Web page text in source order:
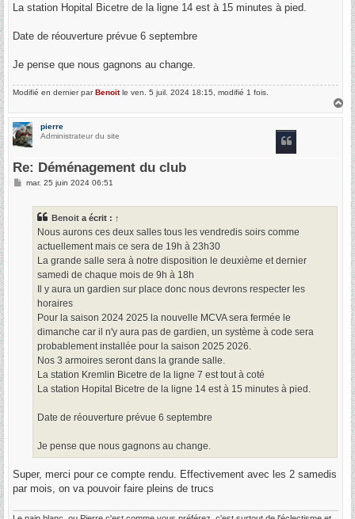
La station Hopital Bicetre de la ligne 14 est à 15 minutes à pied.
Date de réouverture prévue 6 septembre
Je pense que nous gagnons au change.
Modifié en dernier parBenoitle ven. 5 juil. 2024 18:15, modifié 1 fois.
H
pierre
Administrateur du site
Re: Déménagement du club
Mmar. 25 juin 2024 06:51
Benoit a écrit : ↑
Nous aurons ces deux salles tous les vendredis soirs comme
actuellement mais ce sera de 19h à 23h30
La grande salle sera à notre disposition le deuxième et dernier
samedi de chaque mois de 9h à 18h
Il y aura un gardien sur place donc nous devrons respecter les
horaires
Pour la saison 2024 2025 la nouvelle MCVA sera fermée le
dimanche car il n'y aura pas de gardien, un système à code sera
probablement installée pour la saison 2025 2026.
Nos 3 armoires seront dans la grande salle.
La station Kremlin Bicetre de la ligne 7 est tout à coté
La station Hopital Bicetre de la ligne 14 est à 15 minutes à pied.
Date de réouverture prévue 6 septembre
Je pense que nous gagnons au change.
Super, merci pour ce compte rendu. Effectivement avec les 2 samedis
par mois, on va pouvoir faire pleins de trucs